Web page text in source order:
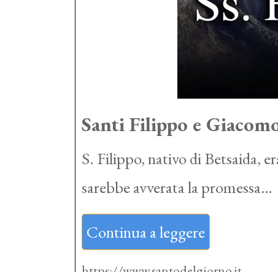
Santi Filippo e
S. Filippo, nativo di Betsaida,
sarebbe avverata la promessa…
Continua a leggere